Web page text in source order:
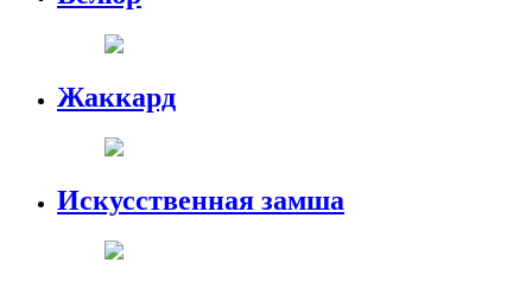
Жаккард
Искусственная замша